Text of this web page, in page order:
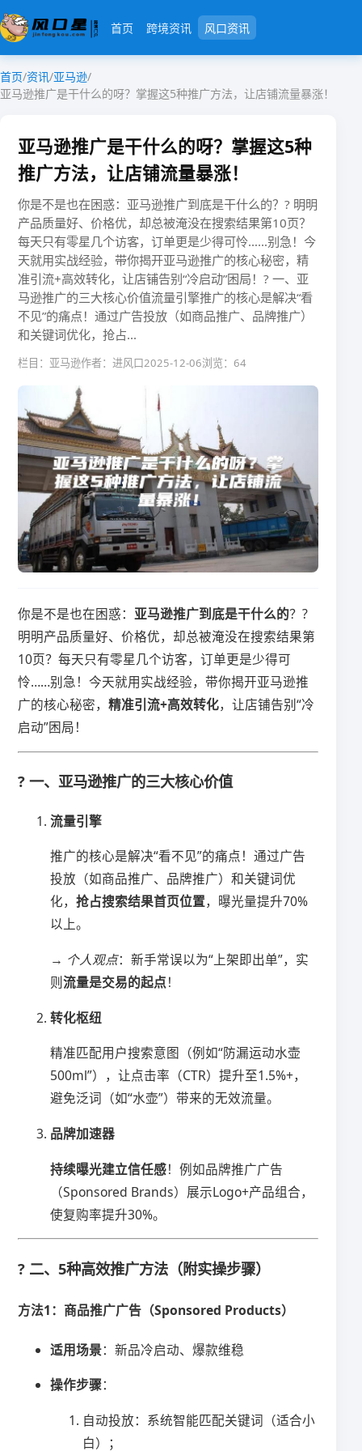
首页 跨境资讯 风口资讯
首页/资讯/亚马逊/
亚马逊推广是干什么的呀？掌握这5种推广方法，让店铺流量暴涨！
亚马逊推广是干什么的呀？掌握这5种
推广方法，让店铺流量暴涨！
你是不是也在困惑：​​亚马逊推广到底是干什么的​​？? 明明
产品质量好、价格优，却总被淹没在搜索结果第10页？
每天只有零星几个访客，订单更是少得可怜……别急！今
天就用实战经验，带你揭开亚马逊推广的核心秘密，​​精
准引流+高效转化​​，让店铺告别“冷启动”困局！? 一、亚
马逊推广的三大核心价值​​流量引擎​​推广的核心是解决“看
不见”的痛点！通过广告投放（如商品推广、品牌推广）
和关键词优化，​​抢占...
栏目：亚马逊作者：进风口2025-12-06浏览：64
你是不是也在困惑：​​亚马逊推广到底是干什么的​​？?
明明产品质量好、价格优，却总被淹没在搜索结果第
10页？每天只有零星几个访客，订单更是少得可
怜……别急！今天就用实战经验，带你揭开亚马逊推
广的核心秘密，​​精准引流+高效转化​​，让店铺告别“冷
启动”困局！
? 一、亚马逊推广的三大核心价值
​流量引擎​
推广的核心是解决“看不见”的痛点！通过广告
投放（如商品推广、品牌推广）和关键词优
化，​​抢占搜索结果首页位置​​，曝光量提升70%
以上。
→ 个人观点：新手常误以为“上架即出单”，实
则​​流量是交易的起点​​！
​转化枢纽​
精准匹配用户搜索意图（例如“防漏运动水壶
500ml”），让点击率（CTR）提升至1.5%+，
避免泛词（如“水壶”）带来的无效流量。
​品牌加速器​
​持续曝光建立信任感​​！例如品牌推广广告
（Sponsored Brands）展示Logo+产品组合，
使复购率提升30%。
? 二、5种高效推广方法（附实操步骤）
​方法1：商品推广广告（Sponsored Products）​
​适用场景​​：新品冷启动、爆款维稳
​操作步骤​​：
自动投放：系统智能匹配关键词（适合小
白）；